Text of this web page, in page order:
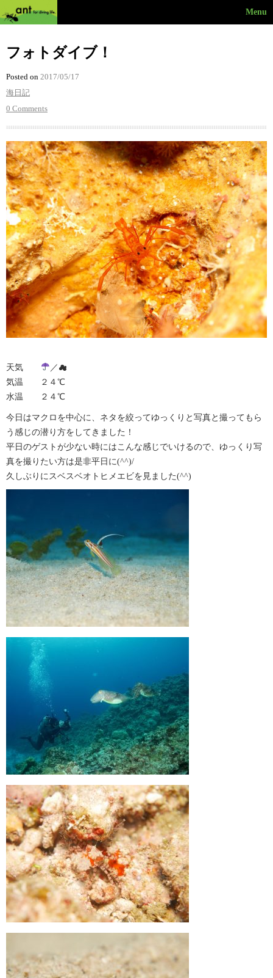
Menu
フォトダイブ！
Posted on 2017/05/17
海日記
0 Comments
天気
／☁︎
気温 ２４℃
水温 ２４℃
今日はマクロを中心に、ネタを絞ってゆっくりと写真と撮ってもら
う感じの潜り方をしてきました！
平日のゲストが少ない時にはこんな感じでいけるので、ゆっくり写
真を撮りたい方は是非平日に(^^)/
久しぶりにスベスベオトヒメエビを見ました(^^)